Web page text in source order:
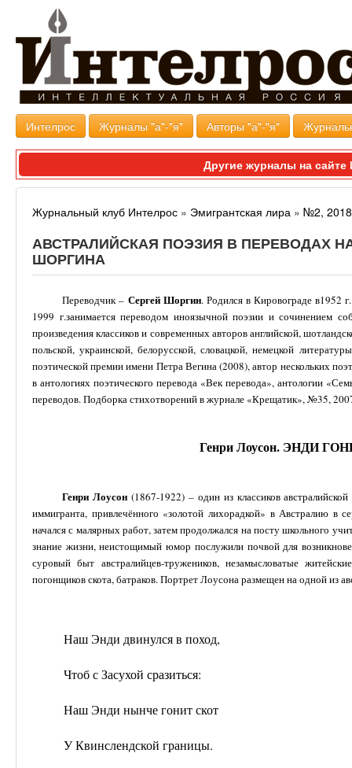
Интелрос Журналы "а"-"я" Авторы "а"-"я"
Другие журналы на
Журнальный клуб Интелрос » Эмигрантская лира » №2, 2018
АВСТРАЛИЙСКАЯ ПОЭЗИЯ В ПЕРЕВОДАХ
ШОРГИНА
Переводчик – Сергей Шоргин. Родился в Кировограде
1999 г.занимается переводом иноязычной поэзии и сочинением
произведения классиков и современных авторов английской,
польской, украинской, белорусской, словацкой, немецкой
поэтической премии имени Петра Вегина (2008), автор нескольких
в антологиях поэтического перевода «Век перевода», антологии
переводов. Подборка стихотворений в журнале «Крещатик», №35,
Генри Лоусон. ЭНДИ
Генри Лоусон(1867-1922) – один из классиков
иммигранта, привлечённого «золотой лихорадкой» в Австралию в
начался с малярных работ, затем продолжался на посту школьного
знание жизни, неистощимый юмор послужили почвой для
суровый быт австралийцев-тружеников, незамысловатые
погонщиков скота, батраков. Портрет Лоусона размещен на одной из
Наш Энди двинулся в поход,
Чтоб с Засухой сразиться:
Наш Энди нынче гонит скот
У Квинслендской границы.